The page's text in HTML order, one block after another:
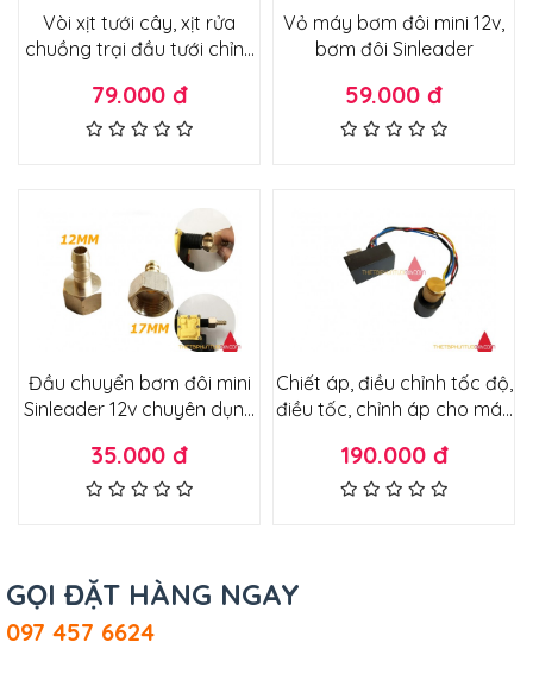
Vòi xịt tưới cây, xịt rửa
chuồng trại đầu tưới chỉnh
79.000 đ
Vỏ máy bơm đôi mini 12v,
bơm đôi Sinleader
59.000 đ
Đầu chuyển bơm đôi mini
Sinleader 12v chuyên dụng
trong 17mm ra 12mm bằng
đồng
35.000 đ
Chiết áp, điều chỉnh tốc độ,
điều tốc, chỉnh áp cho máy
dụng cho bơm đôi - có bảo
hành
190.000 đ
GỌI ĐẶT HÀNG NGAY
097 457 6624